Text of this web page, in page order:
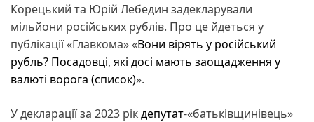
Корецький та Юрій Лебедин задекларували
мільйони російських рублів. Про це йдеться у
публікації «Главкома» «Вони вірять у російський
рубль? Посадовці, які досі мають заощадження у
валюті ворога (список)».
У декларації за 2023 рікдепутат-«батьківщинівець»